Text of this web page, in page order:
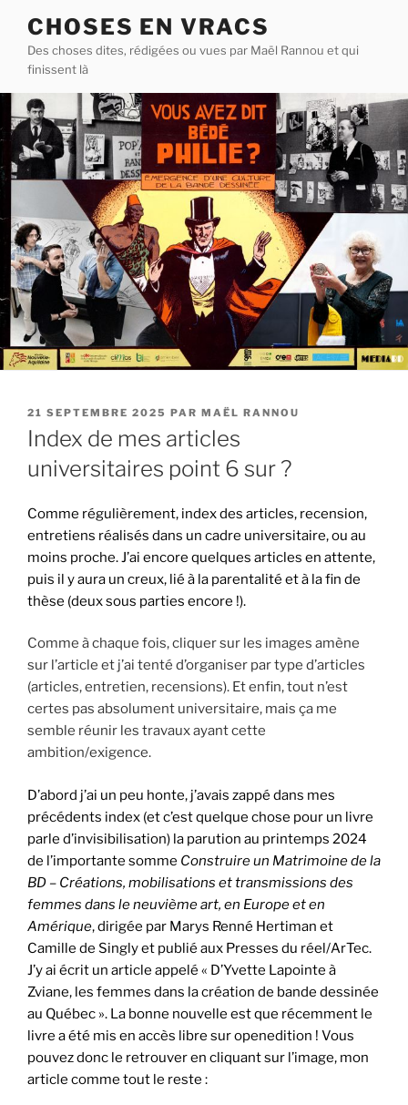
contenu
principal
CHOSES EN VRACS
Des choses dites, rédigées ou vues par Maël Rannou et qui
finissent là
PUBLIÉ
LE
21 SEPTEMBRE 2025 PAR MAËL RANNOU
Index de mes articles
universitaires point 6 sur ?
Comme régulièrement, index des articles, recension,
entretiens réalisés dans un cadre universitaire, ou au
moins proche. J’ai encore quelques articles en attente,
puis il y aura un creux, lié à la parentalité et à la fin de
thèse (deux sous parties encore !).
Comme à chaque fois, cliquer sur les images amène
sur l’article et j’ai tenté d’organiser par type d’articles
(articles, entretien, recensions). Et enfin, tout n’est
certes pas absolument universitaire, mais ça me
semble réunir les travaux ayant cette
ambition/exigence.
D’abord j’ai un peu honte, j’avais zappé dans mes
précédents index (et c’est quelque chose pour un livre
parle d’invisibilisation) la parution au printemps 2024
de l’importante somme Construire un Matrimoine de la
BD – Créations, mobilisations et transmissions des
femmes dans le neuvième art, en Europe et en
Amérique, dirigée par Marys Renné Hertiman et
Camille de Singly et publié aux Presses du réel/ArTec.
J’y ai écrit un article appelé « D’Yvette Lapointe à
Zviane, les femmes dans la création de bande dessinée
au Québec ». La bonne nouvelle est que récemment le
livre a été mis en accès libre sur openedition ! Vous
pouvez donc le retrouver en cliquant sur l’image, mon
article comme tout le reste :